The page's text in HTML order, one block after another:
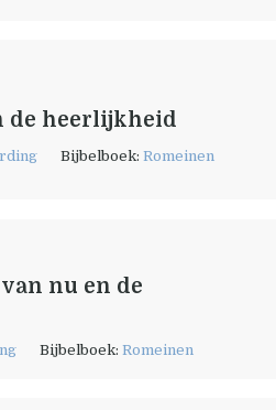
de heerlijkheid
Bijbelboek:Romeinen
nu en de
Bijbelboek:Romeinen